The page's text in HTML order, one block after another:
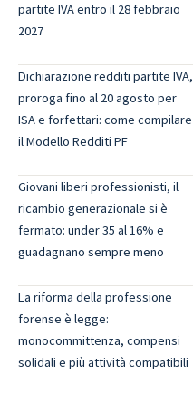
partite IVA entro il 28 febbraio
2027
Dichiarazione redditi partite IVA,
proroga fino al 20 agosto per
ISA e forfettari: come compilare
il Modello Redditi PF
Giovani liberi professionisti, il
ricambio generazionale si è
fermato: under 35 al 16% e
guadagnano sempre meno
La riforma della professione
forense è legge:
monocommittenza, compensi
solidali e più attività compatibili